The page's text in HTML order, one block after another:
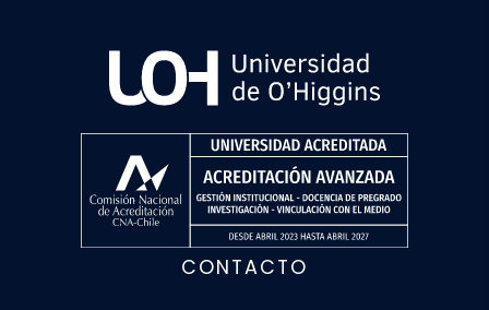
CONTACTO